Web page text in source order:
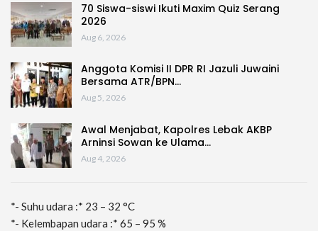
70 Siswa-siswi Ikuti Maxim Quiz Serang
2026
Aug 6, 2026
Anggota Komisi II DPR RI Jazuli Juwaini
Bersama ATR/BPN…
Aug 5, 2026
Awal Menjabat, Kapolres Lebak AKBP
Arninsi Sowan ke Ulama…
Aug 4, 2026
*- Suhu udara :* 23 – 32 °C
*- Kelembapan udara :* 65 – 95 %